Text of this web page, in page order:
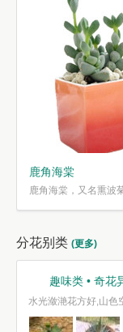
鹿角海棠
鹿角海棠，又名熏波
分花别类 (更多)
趣味类 • 奇花
水光潋滟花方好,山色